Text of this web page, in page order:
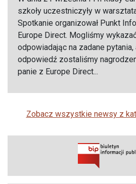
szkoły uczestniczyły w
Spotkanie organizował Punkt
Europe Direct. Mogliśmy
odpowiadając na zadane pytania,
odpowiedź zostaliśmy
panie z Europe Direct...
Zobacz wszystkie newsy z